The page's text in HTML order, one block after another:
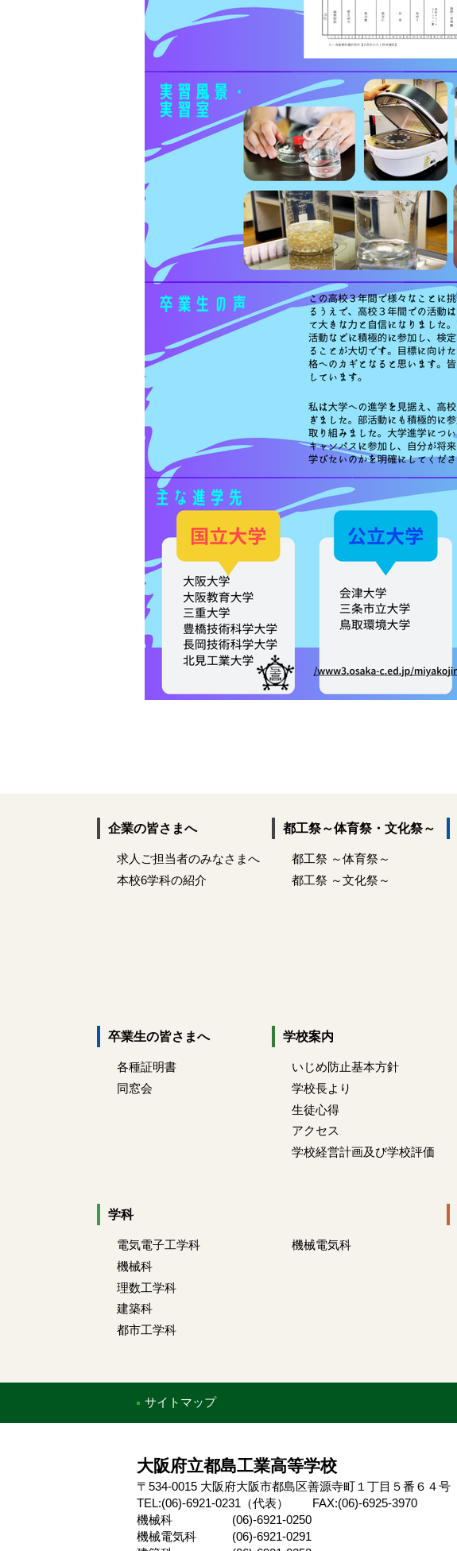
企業の皆さまへ
求人ご担当者のみなさまへ
本校6学科の紹介
都工祭～体育祭・文化祭～
都工祭 ～体育祭～
都工祭 ～文化祭～
卒業生の皆さまへ
各種証明書
同窓会
学校案内
いじめ防止基本方針
学校長より
生徒心得
アクセス
学校経営計画及び学校評価
学科
電気電子工学科
機械科
理数工学科
建築科
都市工学科
機械電気科
サイトマップ
大阪府立都島工業高等学校
〒534-0015 大阪府大阪市都島区善源寺町１丁目５番６４号
TEL:(06)-6921-0231（代表） FAX:(06)-6925-3970
機械科 (06)-6921-0250
機械電気科 (06)-6921-0291